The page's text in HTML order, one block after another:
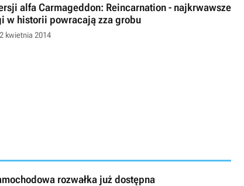
alfa Carmageddon: Reincarnation - najkrwawsze
w historii powracają zza grobu
kwietnia 2014
rozwałka już dostępna